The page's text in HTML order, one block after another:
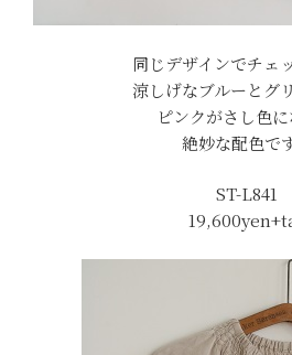
同じデザインでチェ
涼しげなブルーとグ
ピンクがさし色
絶妙な配色です
ST-L841